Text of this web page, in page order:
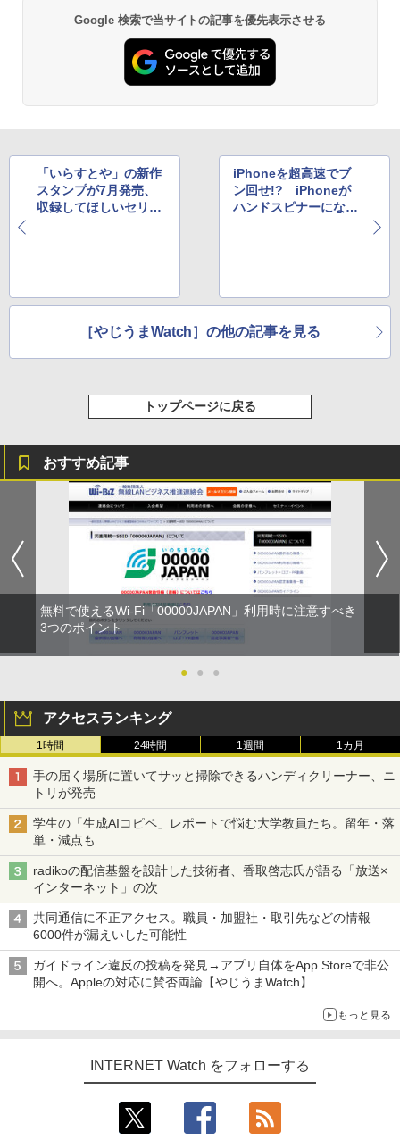
Google 検索で当サイトの記事を優先表示させる
「いらすとや」の新作
スタンプが7月発売、
収録してほしいセリフ
iPhoneを超高速でブ
ン回せ!? iPhoneが
ハンドスピナーになる
［やじうまWatch］の他の記事を見る
トップページに戻る
おすすめ記事
無料で使えるWi-Fi「00000JAPAN」利用時に注意すべき
3つのポイント
● ● ●
アクセスランキング
1時間 24時間 1週間 1カ月
手の届く場所に置いてサッと掃除できるハンディクリーナー、ニ
トリが発売
学生の「生成AIコピペ」レポートで悩む大学教員たち。留年・落
単・減点も
radikoの配信基盤を設計した技術者、香取啓志氏が語る「放送×
インターネット」の次
共同通信に不正アクセス。職員・加盟社・取引先などの情報
6000件が漏えいした可能性
ガイドライン違反の投稿を発見→アプリ自体をApp Storeで非公
開へ。Appleの対応に賛否両論【やじうまWatch】
もっと見る
INTERNET Watch をフォローする